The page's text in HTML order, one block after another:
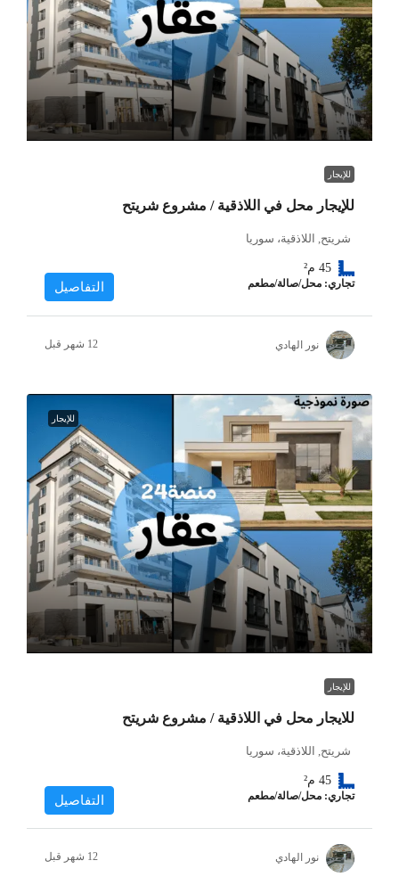
للإيجار
للإيجار محل في اللاذقية / مشروع شريتح
شريتح, اللاذقية، سوريا
45 م²
تجاري: محل/صالة/مطعم التفاصيل
نور الهادي
للإيجار
للإيجار
للايجار محل في اللاذقية / مشروع شريتح
شريتح, اللاذقية، سوريا
45 م²
تجاري: محل/صالة/مطعم التفاصيل
نور الهادي